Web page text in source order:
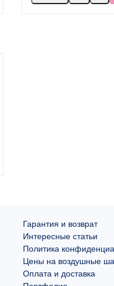
Гарантия и возврат
Интересные статьи
Политика
Цены на воздушные
Оплата и доставка